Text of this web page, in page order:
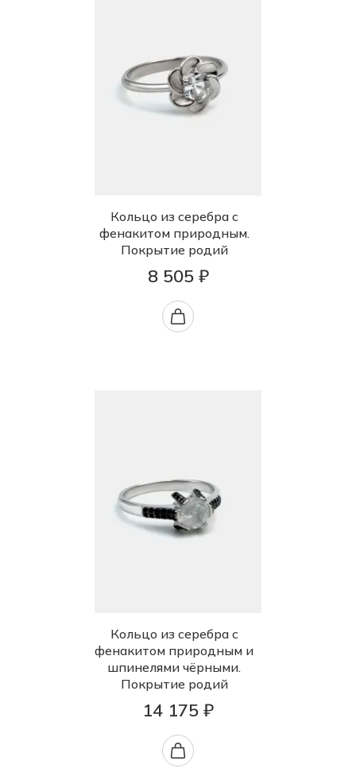
Кольцо из серебра с
фенакитом природным.
Покрытие родий
8 505 ₽
Кольцо из серебра с
фенакитом природным и
шпинелями чёрными.
Покрытие родий
14 175 ₽